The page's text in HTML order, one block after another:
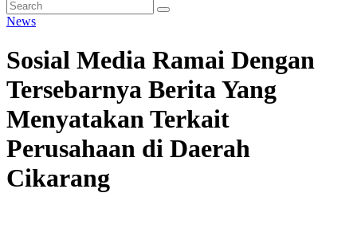
News
Sosial Media Ramai Dengan
Tersebarnya Berita Yang
Menyatakan Terkait
Perusahaan di Daerah
Cikarang